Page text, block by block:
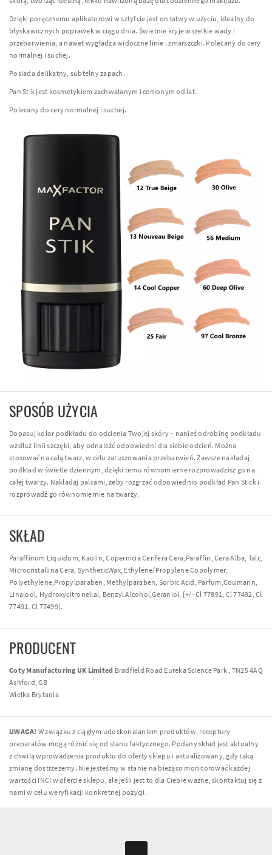
Dzięki poręcznemu aplikatorowi w sztyfcie jest on łatwy w użyciu, idealny do
błyskawicznych poprawek w ciągu dnia. Świetnie kryje wszelkie wady i
przebarwienia, a nawet wygładza widoczne linie i zmarszczki. Polecany do cery
normalnej i suchej.
Posiada delikatny, subtelny zapach.
Pan Stik jest kosmetykiem zachwalanym i cenionym od lat.
Polecany do cery normalnej i suchej.
SPOSÓB UŻYCIA
Dopasuj kolor podkładu do odcienia Twojej skóry – nanieś odrobinę podkładu
wzdłuż linii szczęki, aby odnaleźć odpowiedni dla siebie odcień. Można
stosować na całą twarz, w celu zatuszowania przebarwień. Zawsze nakładaj
podkład w świetle dziennym, dzięki temu równomierne rozprowadzisz go na
całej twarzy. Nakładaj palcami, żeby rozgrzać odpowiednio podkład Pan Stick i
rozprowadź go równomiernie na twarzy.
SKŁAD
Paraffinum Liquidum, Kaolin, Copernicia Cerifera Cera,Paraffin, Cera Alba, Talc,
Microcristallina Cera, SyntheticWax, Ethylene/Propylene Copolymer,
Polyethylene,Propylparaben, Methylparaben, Sorbic Acid, Parfum,Coumarin,
Linalool, Hydroxycitronellal, Benzyl Alcohol,Geraniol, [+/- Cl 77891, Cl 77492, Cl
77491, Cl 77499].
PRODUCENT
Coty Manufacturing UK Limited Bradfield Road Eureka Science Park , TN25 4AQ
Ashford, GB
Wielka Brytania
UWAGA! W związku z ciągłym udoskonalaniem produktów, receptury
preparatów mogą różnić się od stanu faktycznego. Podany skład jest aktualny
z chwilą wprowadzenia produktu do oferty sklepu i aktualizowany, gdy taką
zmianę dostrzeżemy. Nie jesteśmy w stanie na bieżąco monitorować każdej
wartości INCI w ofercie sklepu, ale jeśli jest to dla Ciebie ważne, skontaktuj się z
nami w celu weryfikacji konkretnej pozycji.